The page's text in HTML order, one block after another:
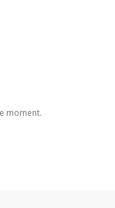
moment.